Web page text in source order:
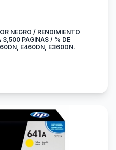
NEGRO / RENDIMIENTO
3,500 PAGINAS / % DE
E460DN, E360DN.